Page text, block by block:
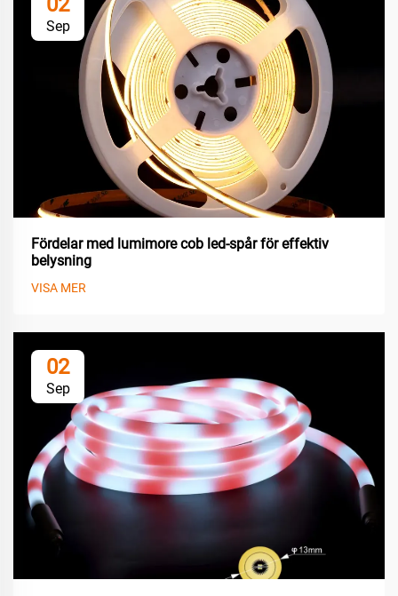
Sep
Fördelar med lumimore cob led-spår för effektiv
belysning
VISA MER
02
Sep